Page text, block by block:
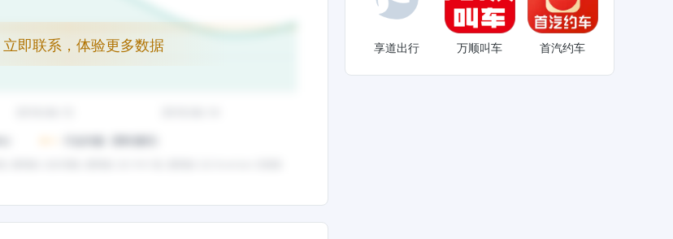
立即联系，体验更多数据 享道出行 万顺叫车 首汽约车